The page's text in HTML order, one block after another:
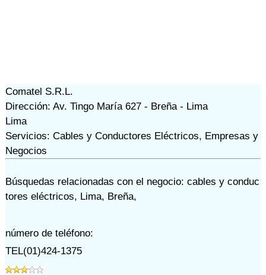
Comatel S.R.L.
Dirección: Av. Tingo María 627 - Breña - Lima
Lima
Servicios: Cables y Conductores Eléctricos, Empresas y
Negocios
Búsquedas relacionadas con el negocio: cables y conduc
tores eléctricos, Lima, Breña,
número de teléfono:
TEL(01)424-1375